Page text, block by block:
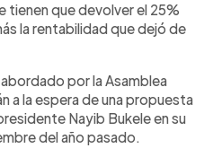
tienen que devolver el 25%
la rentabilidad que dejó de
por la Asamblea
a la espera de una propuesta
Nayib Bukele en su
del año pasado.